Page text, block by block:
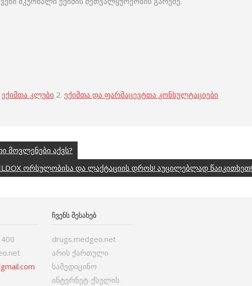
ექიმთა კლუბი 2. ექიმთა და ფარმაცევტთა კონსულტაციები
მოვლენები აქვს?
ორსულობისა და ლაქტაციის დროს! აუცილებლად წაიკითხეთ!
ᲩᲕᲔᲜᲡ ᲨᲔᲡᲐᲮᲔᲑ
drugs.medgeo.net
არის ქართული
სამედიცინო
ინტერნეტ-ქსელის